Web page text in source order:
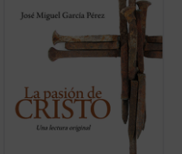
llamativas diferencias, incluso
contradicciones, entre algunos de los
pasajes narrados en ellos. El autor de este
libro ofrece, ...(ver ficha)